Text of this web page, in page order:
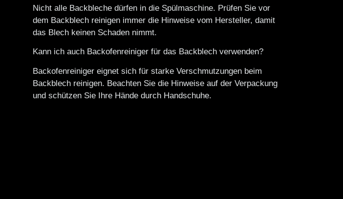
Nicht alle Backbleche dürfen in die Spülmaschine. Prüfen Sie vor
dem Backblech reinigen immer die Hinweise vom Hersteller, damit
das Blech keinen Schaden nimmt.
Kann ich auch Backofenreiniger für das Backblech verwenden?
Backofenreiniger eignet sich für starke Verschmutzungen beim
Backblech reinigen. Beachten Sie die Hinweise auf der Verpackung
und schützen Sie Ihre Hände durch Handschuhe.